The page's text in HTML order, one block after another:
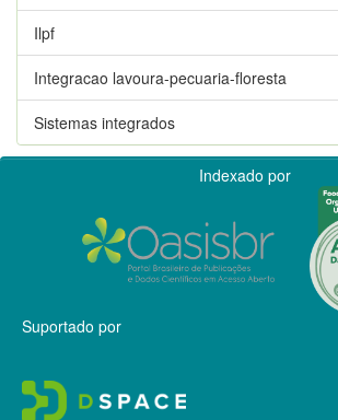
Ilpf
Integracao lavoura-pecuaria-floresta
Sistemas integrados
Indexado por
Suportado por